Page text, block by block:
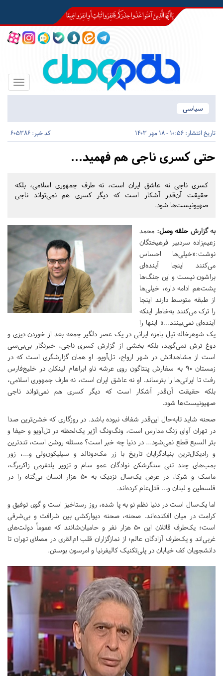
Toggle
سیاسی
تاریخ انتشار: 10:56 - 18 مهر 1403 کد خبر: 605386
حتی کسری ناجی هم فهمید...
کسری ناجی نه عاشق ایران است، نه طرف جمهوری اسلامی، بلکه
حقیقت آن‌قدر آشکار است که دیگر کسری هم نمی‌تواند ناجی
صهیونیست‌ها شود.
به گزارش حلقه وصل: محمد
زعیم‌زاده سردبیر فرهیختگان
نوشت:«خیلی‌ها احساس
می‌کنند اینجا آینده‌ای
براشون نیست و این جنگ‌ها
پشت‌هم ادامه داره، خیلی‌ها
از طبقه‌ متوسط دارند اینجا
را ترک می‌کنند به‌خاطر اینکه
آینده‌ای نمی‌بینند...» اینها را
یک شوهرخاله‌ تپل بامزه‌ ایرانی در یک عصر دلگیر جمعه بعد از خوردن دیزی و
دوغ ترش نمی‌گوید، بلکه بخشی از گزارش کسری ناجی، خبرنگار بی‌بی‌سی
است از مشاهداتش در شهر ارواح، تل‌آویو. او همان گزارشگری است که در
زمستان ۹۰ به سفارش پنتاگون روی عرشه‌ ناو ابراهام لینکلن در خلیج‌فارس
رفت تا ایرانی‌ها را بترساند. او نه عاشق ایران است، نه طرف جمهوری اسلامی،
بلکه حقیقت آن‌قدر آشکار است که دیگر کسری هم نمی‌تواند ناجی
صهیونیست‌ها شود.
صحنه شاید تابه‌حال این‌قدر شفاف نبوده باشد. در روزگاری که خشن‌ترین صدا
در تهران آوای زنگ مدارس است، ونگ‌ونگ آژیر یک‌لحظه در تل‌آویو و حیفا و
بئر السبع قطع نمی‌شود... در دنیا چه خبر است؟ مسئله روشن است، تند‌ترین
و رادیکال‌ترین بنیادگرایان تاریخ با زر مک‌دونالد و سیلیکون‌ولی و...، زور
بمب‌های چند تنی سنگرشکن نوادگان عمو سام و تزویر پلتفرمی زاکربرگ،
ماسک و شرکا، در عرض یک‌سال نزدیک به ۵۰ هزار انسان بی‌گناه را در
فلسطین و لبنان و... قتل‌عام کرده‌اند.
اما یک‌سال است در دنیا نظم نو به پا شده، روز رستاخیز است و گوی توفیق و
کرامت در میان افکنده‌اند. صحنه، صحنه دیوارکشی بین شرافت و بی‌شرفی
است؛ یک‌طرف قاتلان این ۵۰ هزار نفر و حامیان‌شانند که عموماً دولت‌های
غربی‌اند و یک‌طرف آزادگان عالم؛ از نمازگزاران قلب ‌ام‌القری در مصلای تهران تا
دانشجویان کف خیابان در پلی‌تکنیک کالیفرنیا و امرسون بوستن.